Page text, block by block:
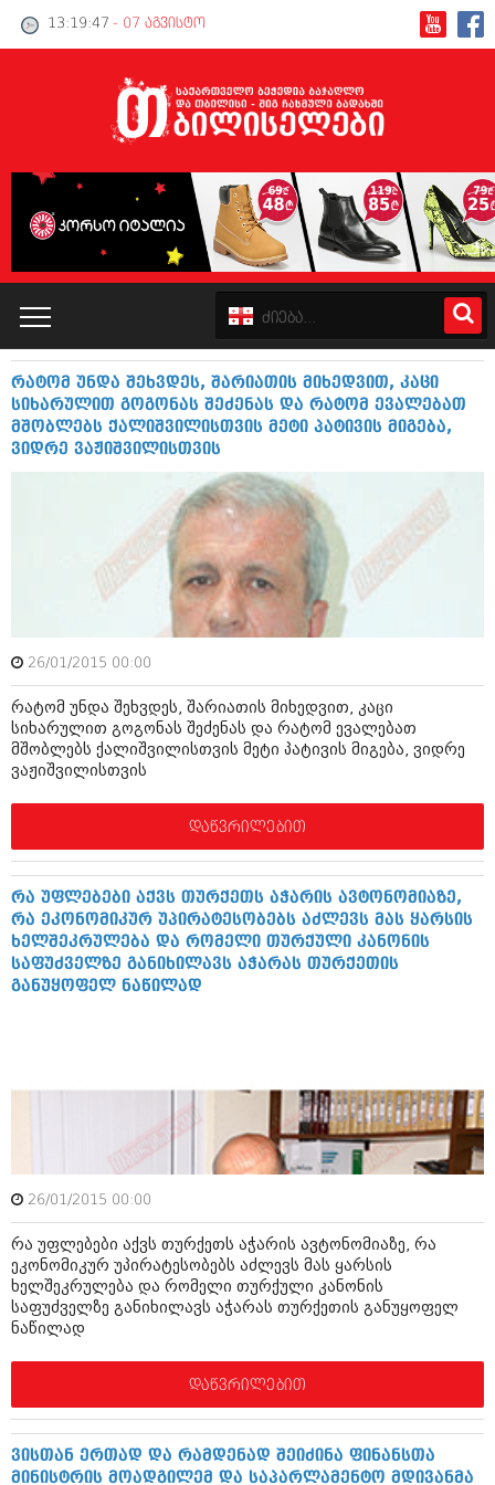
13:19:48 - 07 აგვისტო
პოლიტიკა
ამბები
საზოგადოება
მოდი, ვილაპარაკოთ
მოდა + დიზაინი
რელიგია
მედიცინა
სპორტი
კადრს მიღმა
ბელადები
გვარები
იუმორი
კალეიდოსკოპი
ჰოროსკოპი და შეუცნობელი
რომანი და დეტექტივი
სახალისო ამბები
კატალოგი
პოლიტიკა
საზოგადოება
მოდი, ვილაპარაკოთ
მოდა + დიზაინი
რელიგია
მედიცინა
კულინარია
ავტორჩევები
ბელადები
თემიდას სასწორი
კალეიდოსკოპი
ჰოროსკოპი და შეუცნობელი
კრიმინალი
რომანი და დეტექტივი
დაიჯესტი
ქალი და მამაკაცი
რატომ უნდა შეხვდეს, შარიათის მიხედვით, კაცი
სიხარულით გოგონას შეძენას და რატომ ევალებათ
მშობლებს ქალიშვილისთვის მეტი პატივის მიგება,
ვიდრე ვაჟიშვილისთვის
26/01/2015 00:00
რატომ უნდა შეხვდეს, შარიათის მიხედვით, კაცი
სიხარულით გოგონას შეძენას და რატომ ევალებათ
მშობლებს ქალიშვილისთვის მეტი პატივის მიგება, ვიდრე
ვაჟიშვილისთვის
დაწვრილებით
რა უფლებები აქვს თურქეთს აჭარის ავტონომიაზე,
რა ეკონომიკურ უპირატესობებს აძლევს მას ყარსის
ხელშეკრულება და რომელი თურქული კანონის
საფუძველზე განიხილავს აჭარას თურქეთის
განუყოფელ ნაწილად
26/01/2015 00:00
რა უფლებები აქვს თურქეთს აჭარის ავტონომიაზე, რა
ეკონომიკურ უპირატესობებს აძლევს მას ყარსის
ხელშეკრულება და რომელი თურქული კანონის
საფუძველზე განიხილავს აჭარას თურქეთის განუყოფელ
ნაწილად
დაწვრილებით
ვისთან ერთად და რამდენად შეიძინა ფინანსთა
მინისტრის მოადგილემ და საპარლამენტო მდივანმა